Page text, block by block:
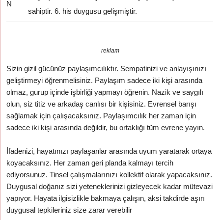
N
sahiptir. 6. his duygusu gelişmiştir.
reklam
Sizin gizil gücünüz paylaşımcılıktır. Sempatinizi ve anlayışınızı
geliştirmeyi öğrenmelisiniz. Paylaşım sadece iki kişi arasında
olmaz, gurup içinde işbirliği yapmayı öğrenin. Nazik ve saygılı
olun, siz titiz ve arkadaş canlısı bir kişisiniz. Evrensel barışı
sağlamak için çalışacaksınız. Paylaşımcılık her zaman için
sadece iki kişi arasında değildir, bu ortaklığı tüm evrene yayın.
İfadenizi, hayatınızı paylaşanlar arasında uyum yaratarak ortaya
koyacaksınız. Her zaman geri planda kalmayı tercih
ediyorsunuz. Tinsel çalışmalarınızı kollektif olarak yapacaksınız.
Duygusal doğanız sizi yeteneklerinizi gizleyecek kadar mütevazi
yapıyor. Hayata ilgisizlikle bakmaya çalışın, aksi takdirde aşırı
duygusal tepkileriniz size zarar verebilir